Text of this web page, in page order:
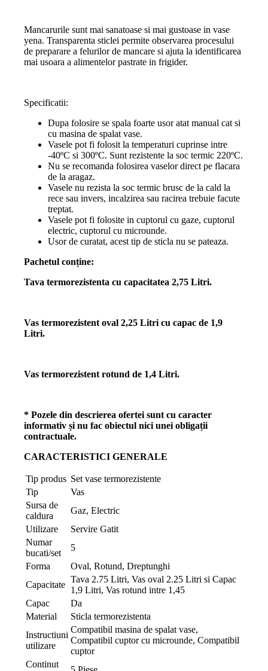
Vas
Rotund
cu
capac,
Mancarurile sunt mai sanatoase si mai gustoase in vase
yena. Transparenta sticlei permite observarea procesului
de preparare a felurilor de mancare si ajuta la identificarea
mai usoara a alimentelor pastrate in frigider.
Specificatii:
Dupa folosire se spala foarte usor atat manual cat si
cu masina de spalat vase.
Vasele pot fi folosit la temperaturi cuprinse intre
-40ºC si 300ºC. Sunt rezistente la soc termic 220ºC.
Nu se recomanda folosirea vaselor direct pe flacara
de la aragaz.
Vasele nu rezista la soc termic brusc de la cald la
rece sau invers, incalzirea sau racirea trebuie facute
treptat.
Vasele pot fi folosite in cuptorul cu gaze, cuptorul
electric, cuptorul cu microunde.
Usor de curatat, acest tip de sticla nu se pateaza.
Pachetul conține:
Tava termorezistenta cu capacitatea 2,75 Litri.
Vas termorezistent oval 2,25 Litri cu capac de 1,9
Litri.
Vas termorezistent rotund de 1,4 Litri.
* Pozele din descrierea ofertei sunt cu caracter
informativ și nu fac obiectul nici unei obligații
contractuale.
CARACTERISTICI GENERALE
Tip produs Set vase termorezistente
Tip
Vas
Sursa de
caldura
Gaz, Electric
Utilizare
Servire Gatit
Numar
bucati/set
5
Forma
Oval, Rotund, Dreptunghi
Capacitate
Tava 2.75 Litri, Vas oval 2.25 Litri si Capac
1,9 Litri, Vas rotund intre 1,45
Capac
Da
Material
Sticla termorezistenta
Instructiuni
utilizare
Compatibil masina de spalat vase,
Compatibil cuptor cu microunde, Compatibil
cuptor
Continut